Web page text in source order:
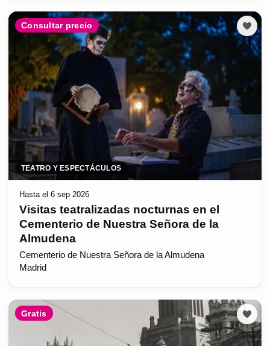
Consultar precio
TEATRO Y ESPECTÁCULOS
Hasta el 6 sep 2026
Visitas teatralizadas nocturnas en el
Cementerio de Nuestra Señora de la
Almudena
Cementerio de Nuestra Señora de la Almudena
Madrid
Gratis